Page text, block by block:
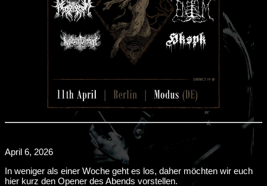
April 6, 2026
In weniger als einer Woche geht es los, daher möchten wir euch
hier kurz den Opener des Abends vorstellen.